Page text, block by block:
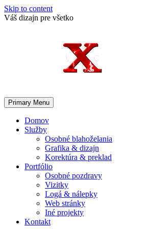
Skip to content
Váš dizajn pre všetko
Primary Menu
Domov
Služby
Osobné blahoželania
Grafika & dizajn
Korektúra & preklad
Portfólio
Osobné pozdravy
Vizitky
Logá & nálepky
Web stránky
Iné projekty
Kontakt